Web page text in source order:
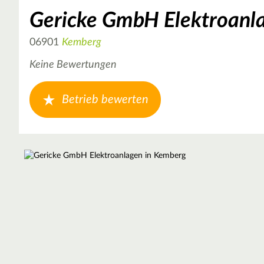
Gericke GmbH
06901 Kemberg
Keine Bewertungen
Betrieb bewerten